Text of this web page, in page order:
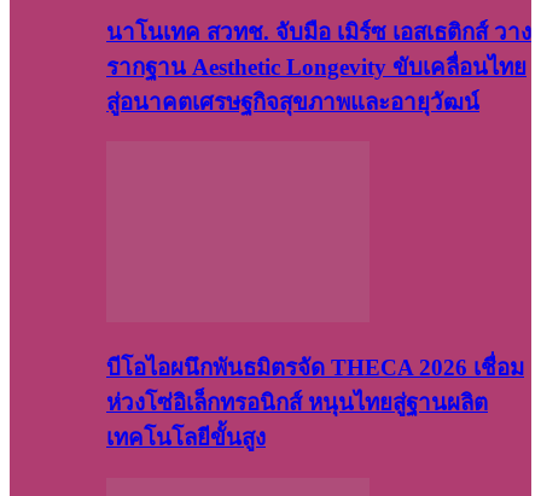
นาโนเทค สวทช. จับมือ เมิร์ซ เอสเธติกส์ วาง
รากฐาน Aesthetic Longevity ขับเคลื่อนไทย
สู่อนาคตเศรษฐกิจสุขภาพและอายุวัฒน์
บีโอไอผนึกพันธมิตรจัด THECA 2026 เชื่อม
ห่วงโซ่อิเล็กทรอนิกส์ หนุนไทยสู่ฐานผลิต
เทคโนโลยีขั้นสูง